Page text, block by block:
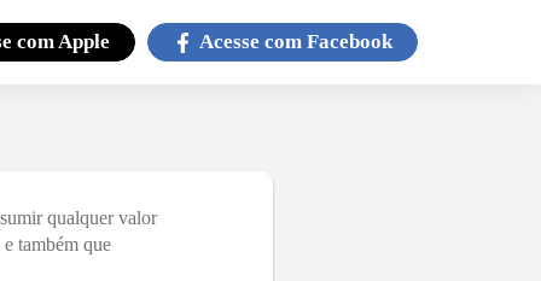
comApple Acesse com Facebook
qualquer valor
também que